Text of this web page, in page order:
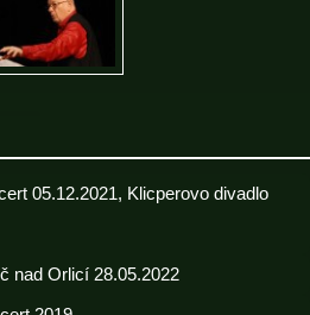
05.12.2021, Klicperovo divadlo
nad Orlicí 28.05.2022